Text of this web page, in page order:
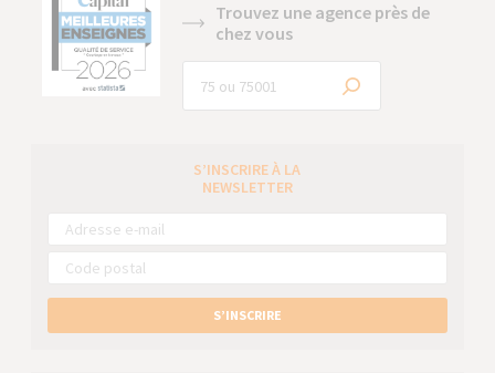
Trouvez une agence près de
chez vous
S’INSCRIRE À LA
NEWSLETTER
S’INSCRIRE